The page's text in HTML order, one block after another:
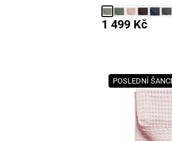
1 499 Kč
POSLEDNÍ